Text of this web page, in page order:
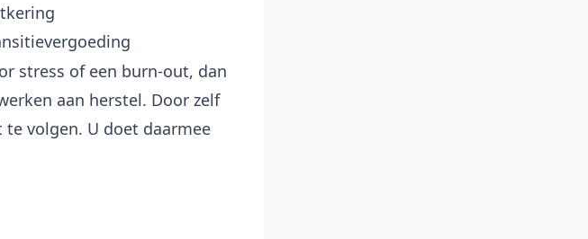
stress of een burn-out, dan
aan herstel. Door zelf
volgen. U doet daarmee